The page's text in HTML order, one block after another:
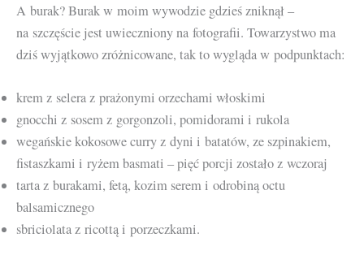
A burak? Burak w moim wywodzie gdzieś zniknął –
na szczęście jest uwieczniony na fotografii. Towarzystwo ma
dziś wyjątkowo zróżnicowane, tak to wygląda w podpunktach:
krem z selera z prażonymi orzechami włoskimi
gnocchi z sosem z gorgonzoli, pomidorami i rukola
wegańskie kokosowe curry z dyni i batatów, ze szpinakiem,
fistaszkami i ryżem basmati – pięć porcji zostało z wczoraj
tarta z burakami, fetą, kozim serem i odrobiną octu
balsamicznego
sbriciolata z ricottą i porzeczkami.